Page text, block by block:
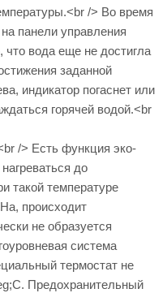
/> Во время
панели управления
что вода еще не достигла
заданной
индикатор погаснет или
горячей водой.<br
/> Есть функция эко-
до
такой температуре
происходит
не образуется
система
термостат не
Предохранительный